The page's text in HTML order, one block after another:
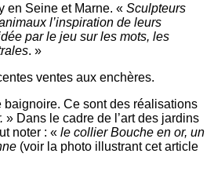
en Seine et Marne. « Sculpteurs
l’inspiration de leurs
par le jeu sur les mots, les
. »
ventes aux enchères.
Ce sont des réalisations
» Dans le cadre de l’art des jardins
noter : « le collier Bouche en or, un
(voir la photo illustrant cet article